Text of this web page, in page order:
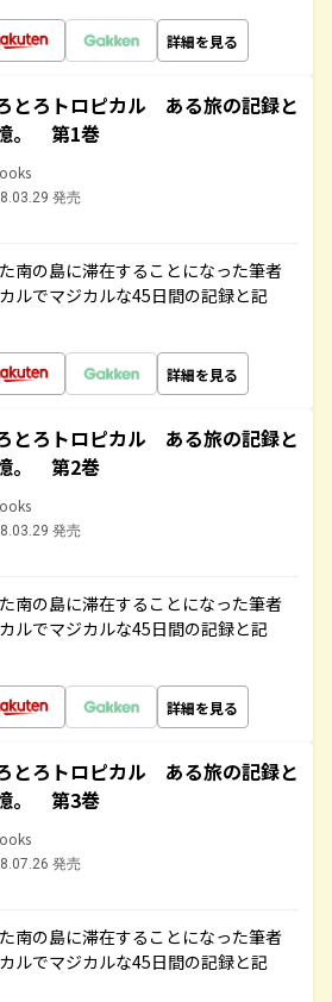
詳細を見る
とろトロピカル ある旅の記録と
。 第1巻
発売
南の島に滞在することになった筆者
ルでマジカルな45日間の記録と記
詳細を見る
とろトロピカル ある旅の記録と
。 第2巻
発売
南の島に滞在することになった筆者
ルでマジカルな45日間の記録と記
詳細を見る
とろトロピカル ある旅の記録と
。 第3巻
発売
南の島に滞在することになった筆者
ルでマジカルな45日間の記録と記